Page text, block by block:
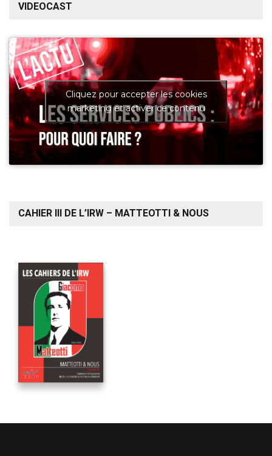
VIDEOCAST
Cliquez pour accepter les cookies
marketing et activer ce contenu
CAHIER III DE L’IRW – MATTEOTTI & NOUS